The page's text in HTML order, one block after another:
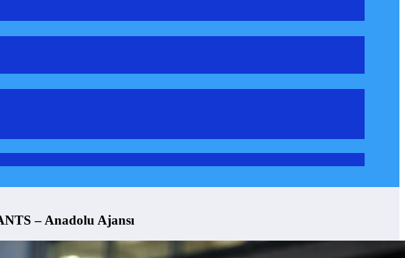
– Anadolu Ajansı